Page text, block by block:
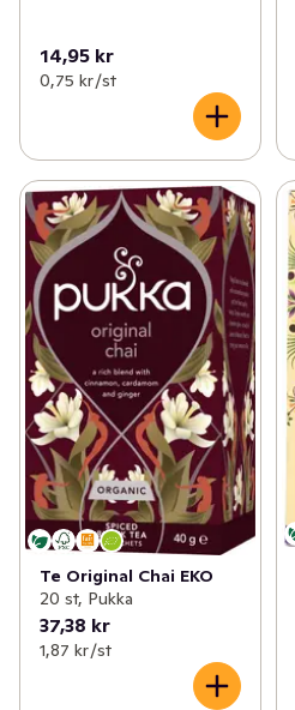
14,95 kr
0,75 kr /st
Te Original Chai EKO
20 st, Pukka
37,38 kr
1,87 kr /st